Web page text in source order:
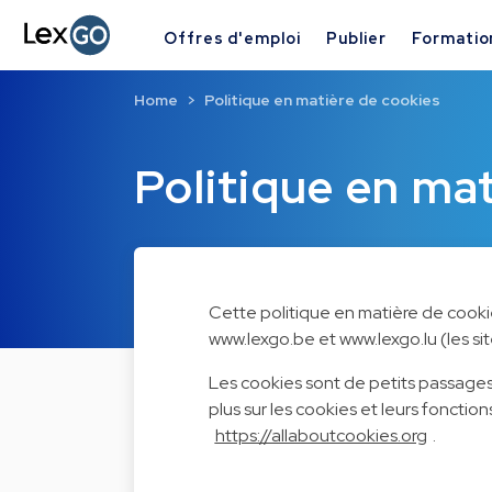
Offres d'emploi Publier
Politique en
Home Politique en matière de cookies
Cette politique en matière de
www.lexgo.be et www.lexgo.lu (les
Les cookies sont de petits
plus sur les cookies et leurs
https://allaboutcookies.org .